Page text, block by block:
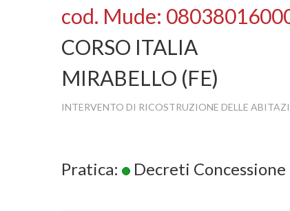
INTERVIENE
cod. Mude:
CORSO ITALIA
MIRABELLO (FE)
INTERVENTO DI RICOSTRUZIONE DELLE
Pratica: Decreti Concessione